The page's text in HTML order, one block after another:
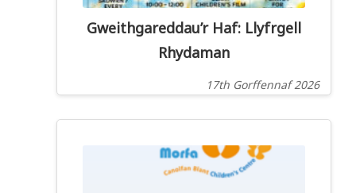
Gweithgareddau’r Haf: Llyfrgell
Rhydaman
17th Gorffennaf 2026